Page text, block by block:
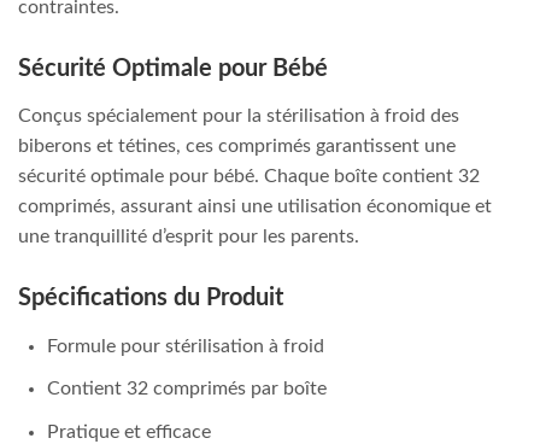
contraintes.
Sécurité Optimale pour Bébé
Conçus spécialement pour la stérilisation à froid des
biberons et tétines, ces comprimés garantissent une
sécurité optimale pour bébé. Chaque boîte contient 32
comprimés, assurant ainsi une utilisation économique et
une tranquillité d’esprit pour les parents.
Spécifications du Produit
Formule pour stérilisation à froid
Contient 32 comprimés par boîte
Pratique et efficace